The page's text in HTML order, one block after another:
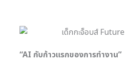
“AI กับก้าวแรกของการทำงาน”